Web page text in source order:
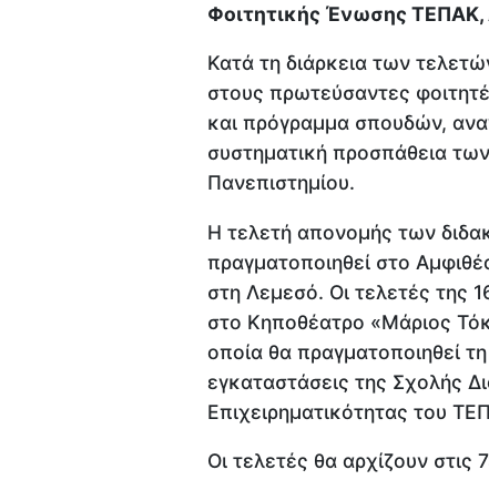
Φοιτητικής Ένωσης ΤΕΠΑΚ,
Κατά τη διάρκεια των
στους πρωτεύσαντες
και πρόγραμμα σπουδών,
συστηματική προσπάθεια
Πανεπιστημίου.
Η τελετή απονομής των
πραγματοποιηθεί στο
στη Λεμεσό. Οι τελετές της
στο Κηποθέατρο «Μάριος
οποία θα πραγματοποιηθεί
εγκαταστάσεις της Σχολής
Επιχειρηματικότητας του
Οι τελετές θα αρχίζουν στις